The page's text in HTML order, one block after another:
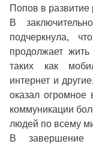
Попов в развитие
В
подчеркнула,
продолжает
таких как
интернет и
оказал огромное
коммуникации
людей по всему
В завершение